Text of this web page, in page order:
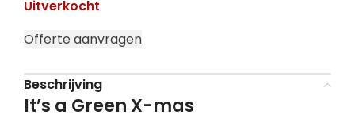
Uitverkocht
Offerte aanvragen
Beschrijving
It’s a Green X-mas